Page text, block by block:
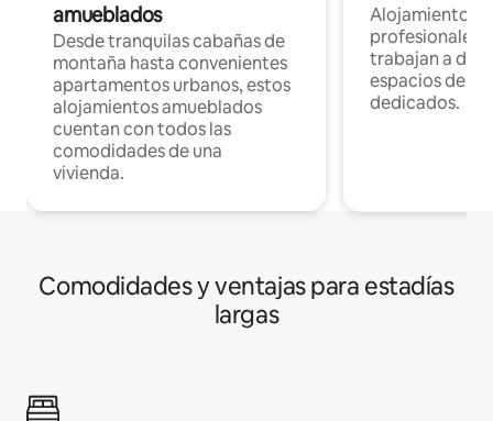
amueblados
Desde tranquilas cabañas de
montaña hasta convenientes
apartamentos urbanos, estos
alojamientos amueblados
cuentan con todos las
comodidades de una
vivienda.
Alojamientos
profesionales
trabajan a
espacios de
dedicados.
Comodidades y ventajas para estadías
largas